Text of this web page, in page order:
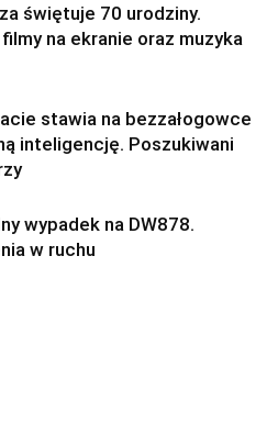
świętuje 70 urodziny.
na ekranie oraz muzyka
stawia na bezzałogowce
inteligencję. Poszukiwani
wypadek na DW878.
w ruchu